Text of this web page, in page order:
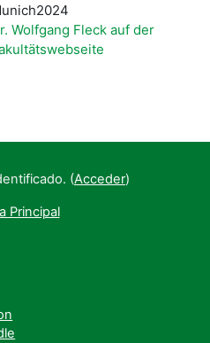
Wolfgang Fleck auf der
(Acceder)
Principal